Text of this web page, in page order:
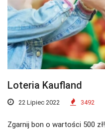
Loteria Kaufland
22 Lipiec 2022 3492
Zgarnij bon o wartości 500 zł!